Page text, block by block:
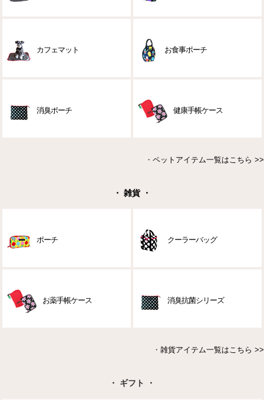
カフェマット お食事ポーチ
消臭ポーチ 健康手帳ケース
・ ペットアイテム一覧はこちら >>
・ 雑貨 ・
ポーチ クーラーバッグ
お薬手帳ケース 消臭抗菌シリーズ
・ 雑貨アイテム一覧はこちら >>
・ ギフト ・